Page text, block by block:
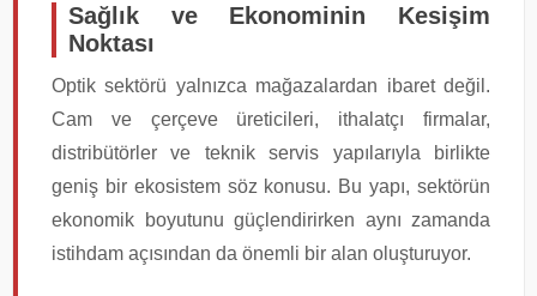
Sağlık ve Ekonominin Kesişim
Noktası
Optik sektörü yalnızca mağazalardan ibaret değil.
Cam ve çerçeve üreticileri, ithalatçı firmalar,
distribütörler ve teknik servis yapılarıyla birlikte
geniş bir ekosistem söz konusu. Bu yapı, sektörün
ekonomik boyutunu güçlendirirken aynı zamanda
istihdam açısından da önemli bir alan oluşturuyor.